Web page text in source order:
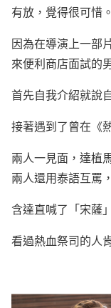
有放，覺得很可惜。
因為在導演上一部
來便利商店面試的
首先自我介紹就說
接著遇到了曾在《
兩人一見面，達植
兩人還用泰語互罵，
含達直喊了「宋薩
看過熱血祭司的人